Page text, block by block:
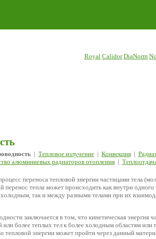
Royal Calidor DiaNorm
| Тепловое излучение| Конвекция|
алюминиевых радиаторов отопления|
переноса тепловой энергии частицами тела
перенос тепла может происходить как внутри одного
так и между разными телами при их
заключается в том, что кинетическая энергия
или более теплых тел к более холодным областям
тепловой энергии может пройти через данный